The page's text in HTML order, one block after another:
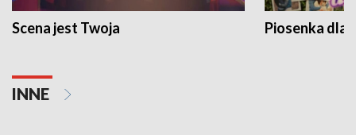
Scena jest Twoja Piosenka dla
INNE